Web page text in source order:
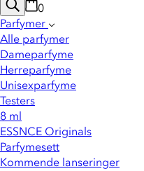
0
Parfymer
Alle parfymer
Dameparfyme
Herreparfyme
Unisexparfyme
Testers
8 ml
ESSNCE Originals
Parfymesett
Kommende lanseringer